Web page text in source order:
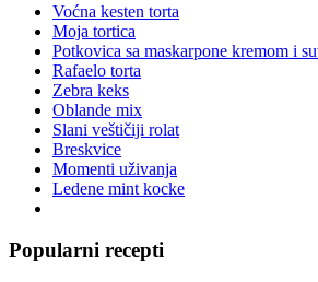
Voćna kesten torta
Moja tortica
Potkovica sa maskarpone kremom i
Rafaelo torta
Zebra keks
Oblande mix
Slani veštičiji rolat
Breskvice
Momenti uživanja
Ledene mint kocke
Popularni recepti